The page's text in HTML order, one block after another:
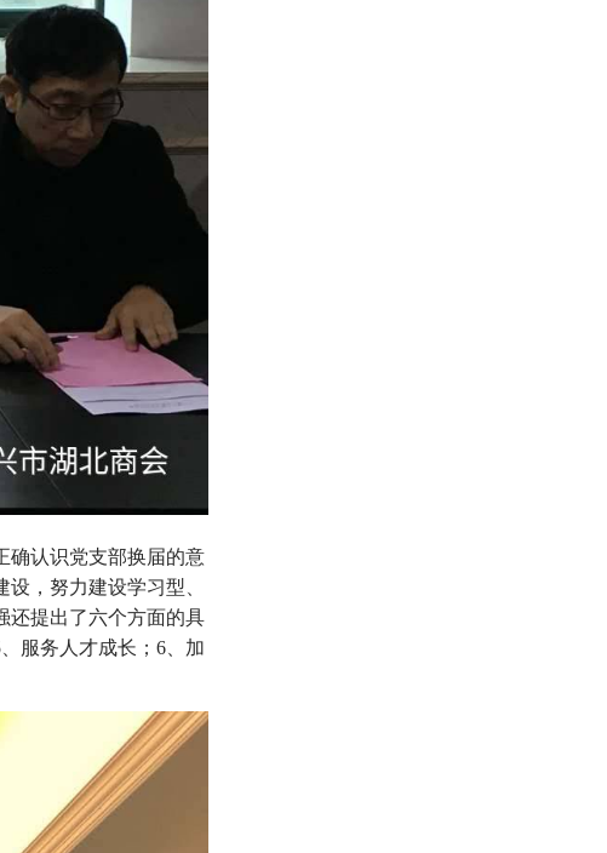
确认识党支部换届的意
，努力建设学习型、
还提出了六个方面的具
服务人才成长；6、加